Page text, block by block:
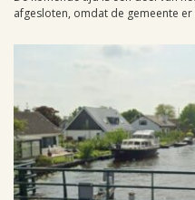
afgesloten, omdat de gemeente er